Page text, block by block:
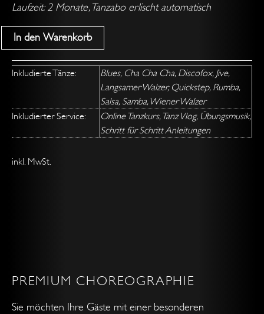
Laufzeit: 2 Monate, Tanzabo erlischt automatisch
In den Warenkorb
Inkludierte Tänze:
Blues, Cha Cha Cha, Discofox, Jive,
Langsamer Walzer, Quickstep, Rumba,
Salsa, Samba, Wiener Walzer
Inkludierter Service:
Online Tanzkurs, Tanz Vlog, Übungsmusik,
Schritt für Schritt Anleitungen
inkl. MwSt.
PREMIUM CHOREOGRAPHIE
Sie möchten Ihre Gäste mit einer besonderen